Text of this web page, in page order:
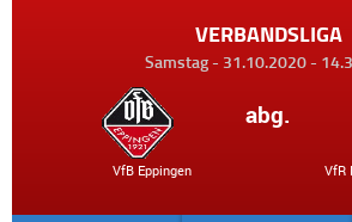
VERBANDSLIGA
Samstag - 31.10.2020 -
abg.
VfB Eppingen VfR